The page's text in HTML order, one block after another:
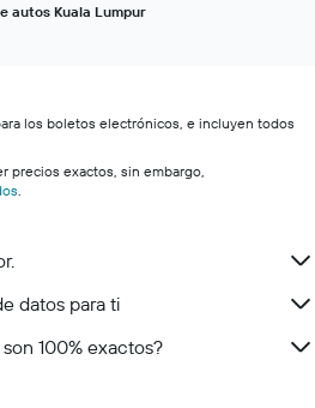
autos Kuala Lumpur
los boletos electrónicos, e incluyen todos
precios exactos, sin embargo,
datos para ti
100% exactos?